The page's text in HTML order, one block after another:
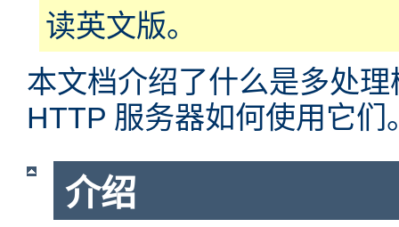
读英文版。
本文档介绍了什么是多处
HTTP 服务器如何使用它们
介绍